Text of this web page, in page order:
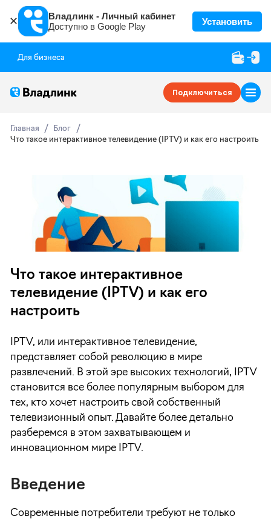
✕
Владлинк - Личный кабинет
Доступно в Google Play
Установить
Для бизнеса
Подключиться
Главная
Блог
Что такое интерактивное телевидение (IPTV) и как его настроить
Что такое интерактивное
телевидение (IPTV) и как его
настроить
IPTV, или интерактивное телевидение,
представляет собой революцию в мире
развлечений. В этой эре высоких технологий, IPTV
становится все более популярным выбором для
тех, кто хочет настроить свой собственный
телевизионный опыт. Давайте более детально
разберемся в этом захватывающем и
инновационном мире IPTV.
Введение
Современные потребители требуют не только